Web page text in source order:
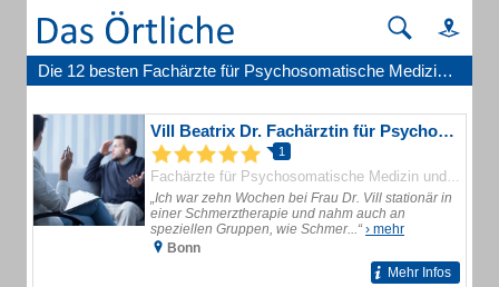
Die 12 besten Fachärzte für Psychosomatische Medizin und Psychotherapie in Bonn
Vill Beatrix Dr. Fachärztin für Psychosomatische Medizin und Psychotherapie
1
Fachärzte für Psychosomatische Medizin und Psychotherapie
„Ich war zehn Wochen bei Frau Dr. Vill stationär in
einer Schmerztherapie und nahm auch an
speziellen Gruppen, wie Schmer...“› mehr
Bonn
Mehr Infos